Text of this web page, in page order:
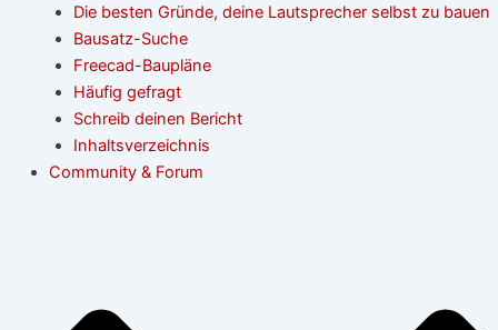
Die besten Gründe, deine Lautsprecher selbst zu bauen
Bausatz-Suche
Freecad-Baupläne
Häufig gefragt
Schreib deinen Bericht
Inhaltsverzeichnis
Community & Forum